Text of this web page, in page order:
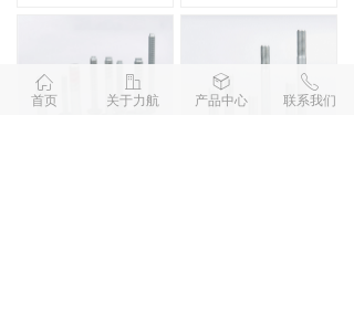
ꀇ
首页
ꀶ
关于力航
ꁦ
产品中心
ꂅ
联系我们